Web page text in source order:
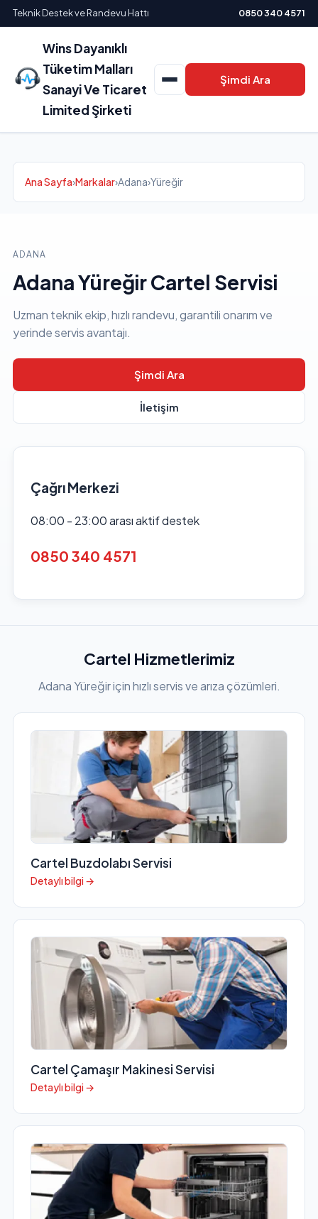
Teknik Destek ve Randevu Hattı 0850 340 4571
Wins Dayanıklı
Tüketim Malları
Sanayi Ve Ticaret
Limited Şirketi
Şimdi Ara
Ana Sayfa›Markalar›Adana›Yüreğir
ADANA
Adana Yüreğir Cartel Servisi
Uzman teknik ekip, hızlı randevu, garantili onarım ve
yerinde servis avantajı.
Şimdi Ara
İletişim
Çağrı Merkezi
08:00 - 23:00 arası aktif destek
0850 340 4571
Cartel Hizmetlerimiz
Adana Yüreğir için hızlı servis ve arıza çözümleri.
Cartel Buzdolabı Servisi
Detaylı bilgi →
Cartel Çamaşır Makinesi Servisi
Detaylı bilgi →